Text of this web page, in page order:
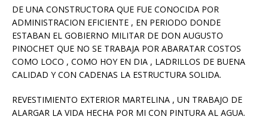
DE UNA CONSTRUCTORA QUE FUE CONOCIDA POR
ADMINISTRACION EFICIENTE , EN PERIODO DONDE
ESTABAN EL GOBIERNO MILITAR DE DON AUGUSTO
PINOCHET QUE NO SE TRABAJA POR ABARATAR COSTOS
COMO LOCO , COMO HOY EN DIA , LADRILLOS DE BUENA
CALIDAD Y CON CADENAS LA ESTRUCTURA SOLIDA.
REVESTIMIENTO EXTERIOR MARTELINA , UN TRABAJO DE
ALARGAR LA VIDA HECHA POR MI CON PINTURA AL AGUA.